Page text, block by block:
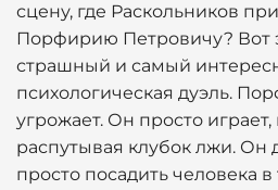
сцену, где Раскольников
Порфирию Петровичу? Вот
страшный и самый
психологическая дуэль.
угрожает. Он просто
распутывая клубок лжи. Он
просто посадить человека